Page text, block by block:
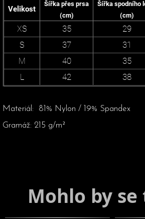
Velikost
Šířka přes prsa
(cm)
Šířka spodního
(cm)
XS 35 29
S 37 31
M 40 35
L 42 38
Materiál: 81% Nylon / 19% Spandex
Gramáž: 215 g/m²